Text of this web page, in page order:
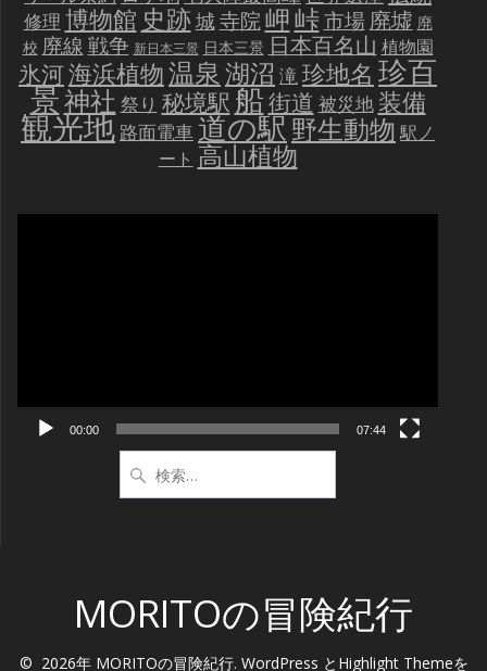
修理 博物館 史跡城寺院岬峠市場 廃墟 廃
校 廃線戦争 新日本三景 日本三景 日本百名山 植物園
氷河海浜植物温泉湖沼 滝珍地名 珍百
景神社 祭り 秘境駅船街道 被災地 装備
観光地 路面電車道の駅野生動物 駅ノ
ート 高山植物
00:00 07:44
索:
MORITOの冒険紀行
© 2026年 MORITOの冒険紀行. WordPress と Highlight Themeを